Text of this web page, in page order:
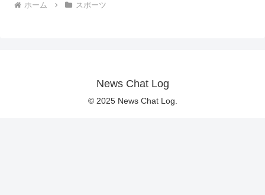
ホーム スポーツ
News Chat Log
© 2025 News Chat Log.